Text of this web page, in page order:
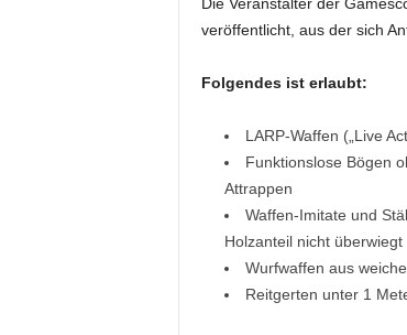
veröffentlicht, aus der sich
Folgendes ist erlaubt:
LARP-Waffen („Live
Funktionslose Bögen
Attrappen
Waffen-Imitate und
Holzanteil nicht überwiegt
Wurfwaffen aus
Reitgerten unter 1